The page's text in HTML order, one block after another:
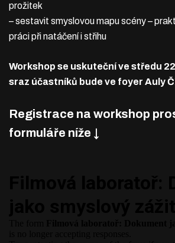
prožitek
– sestavit smyslovou mapu scény –
práci při natáčení i střihu
Workshop se uskuteční ve středu
sraz účastníků bude ve foyer Auly
Registrace na workshop
formuláře níže ↓